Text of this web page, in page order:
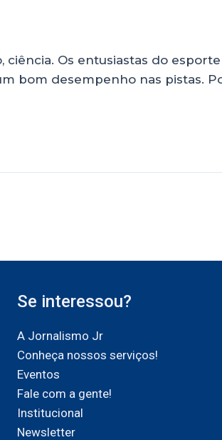
Os entusiastas do
bom desempenho nas pistas.
Se interessou?
A Jornalismo Jr
Conheça nossos serviços!
Eventos
Fale com a gente!
Institucional
Newsletter